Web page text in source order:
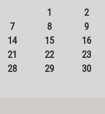
1
2
7 8
9
14 15
16
21 22
23
28 29
30